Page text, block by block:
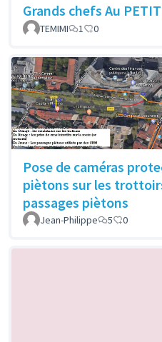
Grands chefs Au
TEMIMI
1 0
Pose de caméras
piètons sur les
passages piètons
Jean-Philippe 5 0